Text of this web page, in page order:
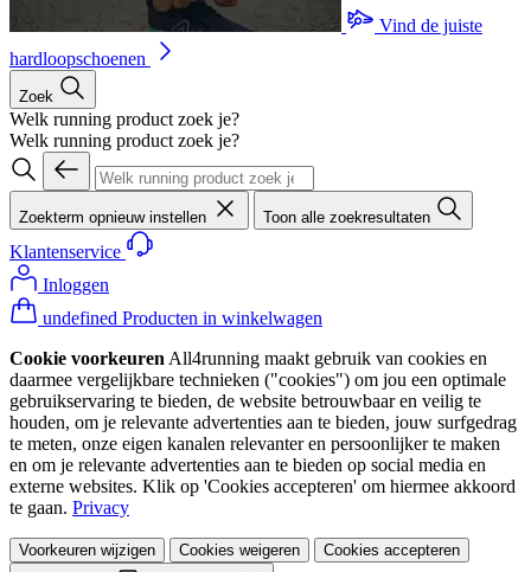
Vind de juiste
hardloopschoenen
Zoek
Welk running product zoek je?
Welk running product zoek je?
Zoekterm opnieuw instellen Toon alle zoekresultaten
Klantenservice
Inloggen
undefined Producten in winkelwagen
Cookie voorkeuren All4running maakt gebruik van cookies en
daarmee vergelijkbare technieken ("cookies") om jou een optimale
gebruikservaring te bieden, de website betrouwbaar en veilig te
houden, om je relevante advertenties aan te bieden, jouw surfgedrag
te meten, onze eigen kanalen relevanter en persoonlijker te maken
en om je relevante advertenties aan te bieden op social media en
externe websites. Klik op 'Cookies accepteren' om hiermee akkoord
te gaan. Privacy
Voorkeuren wijzigen Cookies weigeren Cookies accepteren